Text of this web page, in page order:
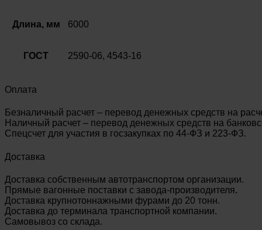
Длина, мм 6000
ГОСТ 2590-06, 4543-16
Оплата
Безналичный расчет – перевод денежных средств на
Наличный расчет – перевод денежных средств на
Спецсчет для участия в госзакупках по 44-ФЗ и 223-ФЗ.
Доставка
Доставка собственным автотранспортом организации.
Прямые вагонные поставки с завода-производителя.
Доставка крупнотоннажными фурами до 20 тонн.
Доставка до терминала транспортной компании.
Самовывоз со склада.